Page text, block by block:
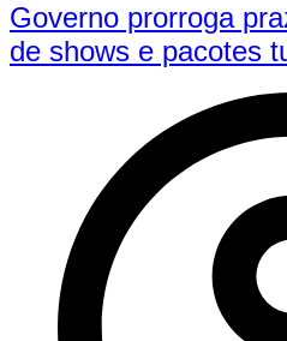
Governo prorroga
de shows e pacotes